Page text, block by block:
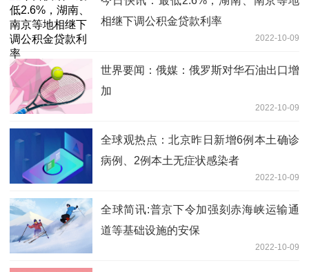
相继下调公积金贷款利率
2022-10-09
世界要闻：俄媒：俄罗斯对华石油出口增
加
2022-10-09
全球观热点：北京昨日新增6例本土确诊
病例、2例本土无症状感染者
2022-10-09
全球简讯:普京下令加强刻赤海峡运输通
道等基础设施的安保
2022-10-09